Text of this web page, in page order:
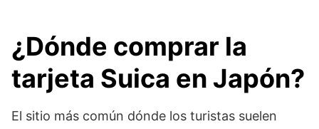
¿Dónde comprar la
tarjeta Suica en Japón?
El sitio más común dónde los turistas suelen